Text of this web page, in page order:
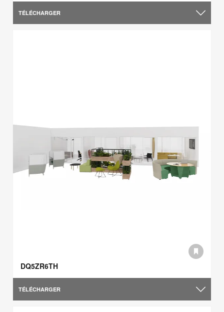
TÉLÉCHARGER
DQ5ZR6TH
TÉLÉCHARGER